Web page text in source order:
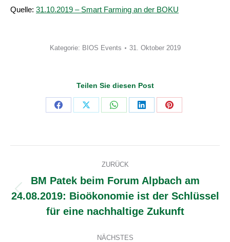
Quelle: 31.10.2019 – Smart Farming an der BOKU
Kategorie: BIOS Events 31. Oktober 2019
Teilen Sie diesen Post
Share
Share
Share
Share
Share
ZURÜCK
Vorheriger
Beitrag:
BM Patek beim Forum Alpbach am
24.08.2019: Bioökonomie ist der Schlüssel
für eine nachhaltige Zukunft
NÄCHSTES